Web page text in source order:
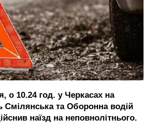
о 10.24 год. у Черкасах на
Смілянська та Оборонна водій
наїзд на неповнолітнього.